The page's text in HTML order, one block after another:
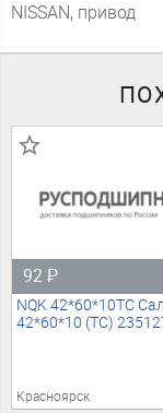
NISSAN, привод
92₽
NQK 42*60*10TC
42*60*10 (TC)
Красноярск